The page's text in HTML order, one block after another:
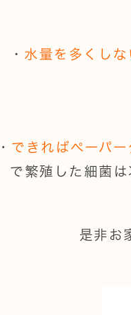
・ 水量を多くしな
・ できればペーパ
で繁殖した細菌
是非お